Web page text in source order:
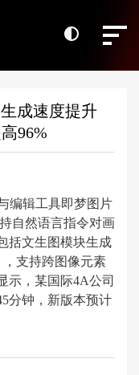
成速度提升
96%
编辑工具即梦图片
自然语言指令对画
括文生图模块生成
，支持跨图像元素
示，某国际4A公司
分钟，新版本预计